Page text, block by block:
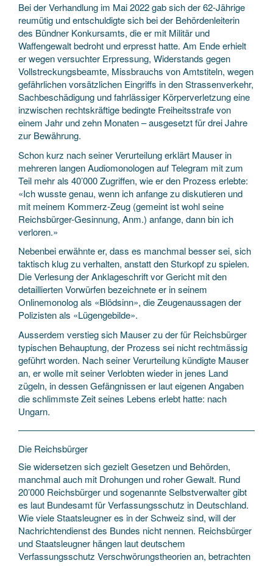
Bei der Verhandlung im Mai 2022 gab sich der 62-Jährige
reumütig und entschuldigte sich bei der Behördenleiterin
des Bündner Konkursamts, die er mit Militär und
Waffengewalt bedroht und erpresst hatte. Am Ende erhielt
er wegen versuchter Erpressung, Widerstands gegen
Vollstreckungsbeamte, Missbrauchs von Amtstiteln, wegen
gefährlichen vorsätzlichen Eingriffs in den Strassenverkehr,
Sachbeschädigung und fahrlässiger Körperverletzung eine
inzwischen rechtskräftige bedingte Freiheitsstrafe von
einem Jahr und zehn Monaten – ausgesetzt für drei Jahre
zur Bewährung.
Schon kurz nach seiner Verurteilung erklärt Mauser in
mehreren langen Audiomonologen auf Telegram mit zum
Teil mehr als 40’000 Zugriffen, wie er den Prozess erlebte:
«Ich wusste genau, wenn ich anfange zu diskutieren und
mit meinem Kommerz-Zeug (gemeint ist wohl seine
Reichsbürger-Gesinnung, Anm.) anfange, dann bin ich
verloren.»
Nebenbei erwähnte er, dass es manchmal besser sei, sich
taktisch klug zu verhalten, anstatt den Sturkopf zu spielen.
Die Verlesung der Anklageschrift vor Gericht mit den
detaillierten Vorwürfen bezeichnete er in seinem
Onlinemonolog als «Blödsinn», die Zeugenaussagen der
Polizisten als «Lügengebilde».
Ausserdem verstieg sich Mauser zu der für Reichsbürger
typischen Behauptung, der Prozess sei nicht rechtmässig
geführt worden. Nach seiner Verurteilung kündigte Mauser
an, er wolle mit seiner Verlobten wieder in jenes Land
zügeln, in dessen Gefängnissen er laut eigenen Angaben
die schlimmste Zeit seines Lebens erlebt hatte: nach
Ungarn.
Die Reichsbürger
Sie widersetzen sich gezielt Gesetzen und Behörden,
manchmal auch mit Drohungen und roher Gewalt. Rund
20’000 Reichsbürger und sogenannte Selbstverwalter gibt
es laut Bundesamt für Verfassungsschutz in Deutschland.
Wie viele Staatsleugner es in der Schweiz sind, will der
Nachrichtendienst des Bundes nicht nennen. Reichsbürger
und Staatsleugner hängen laut deutschem
Verfassungsschutz Verschwörungstheorien an, betrachten